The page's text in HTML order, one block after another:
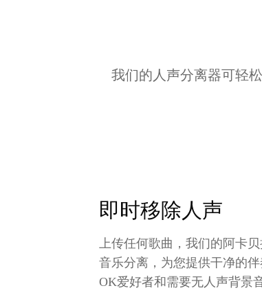
我们的人声分离器可轻
即时移除人声
上传任何歌曲，我们的阿卡
音乐分离，为您提供干净的
OK爱好者和需要无人声背景